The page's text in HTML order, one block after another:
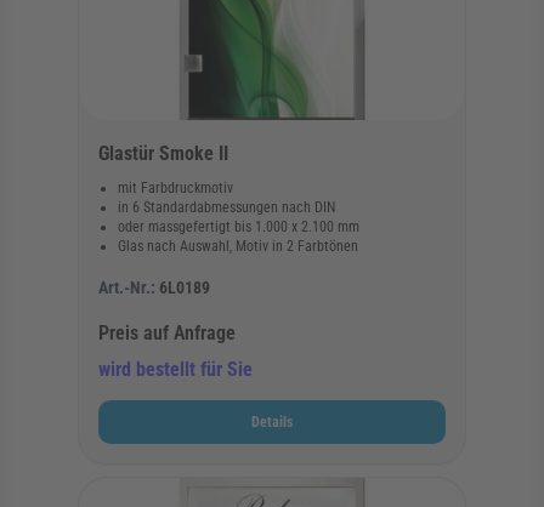
Glastür Smoke II
mit Farbdruckmotiv
in 6 Standardabmessungen nach DIN
oder massgefertigt bis 1.000 x 2.100 mm
Glas nach Auswahl, Motiv in 2 Farbtönen
Art.-Nr.: 6L0189
Preis auf Anfrage
wird bestellt für Sie
Details